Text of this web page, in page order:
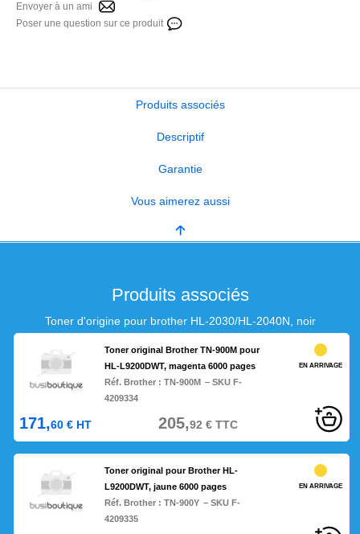
Envoyer à un ami
Poser une question sur ce produit
Produits associés
Descriptif
Garantie
Vous aimerez aussi
Produits associés
Toner d'origine pour brother HL-2030/HL-2040N, noir
Toner original Brother TN-900M pour
HL-L9200DWT, magenta 6000 pages
Réf. Brother :TN-900M – SKU F-
4209334
EN ARRIVAGE
171,60 € HT 205,92 €TTC
Toner original pour Brother HL-
L9200DWT, jaune 6000 pages
Réf. Brother :TN-900Y – SKU F-
4209335
EN ARRIVAGE